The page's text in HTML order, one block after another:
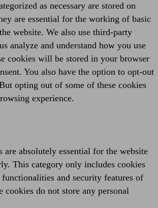
as necessary are stored on
are essential for the working of basic
website. We also use third-party
analyze and understand how you use
cookies will be stored in your browser
You also have the option to opt-out
opting out of some of these cookies
experience.
are absolutely essential for the website
This category only includes cookies
functionalities and security features of
cookies do not store any personal